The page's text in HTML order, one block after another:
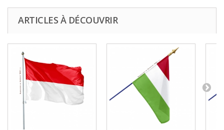
ARTICLES À DÉCOUVRIR